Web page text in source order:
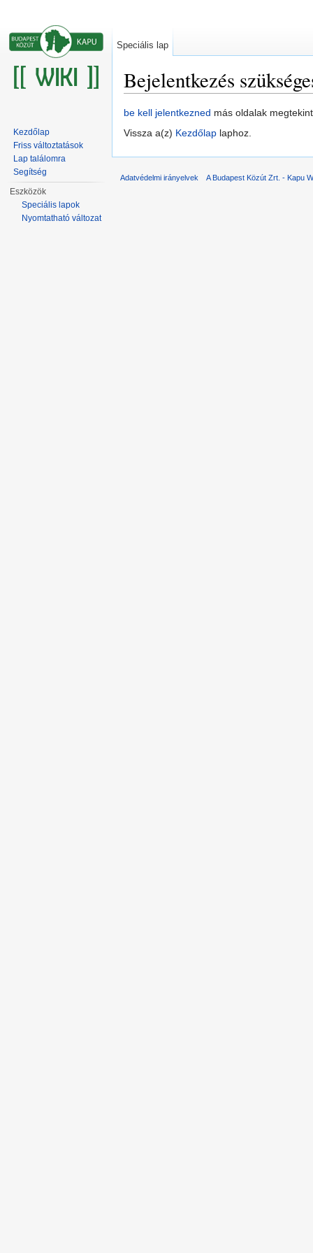
Bejelentkezés
be kell jelentkezned más oldalak
Vissza a(z) Kezdőlap laphoz.
Speciális lap
Kezdőlap
Friss változtatások
Lap találomra
Segítség
Eszközök
Speciális lapok
Nyomtatható változat
Adatvédelmi irányelvek A Budapest Közút Zrt. - Kapu